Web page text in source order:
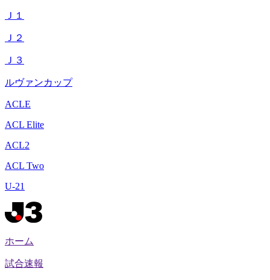
Ｊ１
Ｊ２
Ｊ３
ルヴァンカップ
ACLE
ACL Elite
ACL2
ACL Two
U-21
ホーム
試合速報